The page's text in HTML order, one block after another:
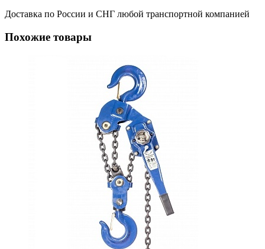
Доставка по России и СНГ любой транспортной компанией
Похожие товары